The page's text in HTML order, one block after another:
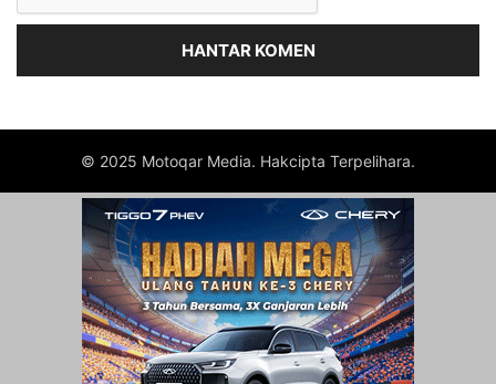
© 2025 Motoqar Media. Hakcipta Terpelihara.